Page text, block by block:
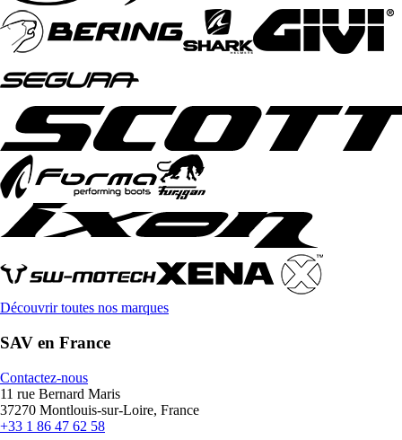
Découvrir toutes nos marques
SAV en France
Contactez-nous
11 rue Bernard Maris
37270 Montlouis-sur-Loire, France
+33 1 86 47 62 58